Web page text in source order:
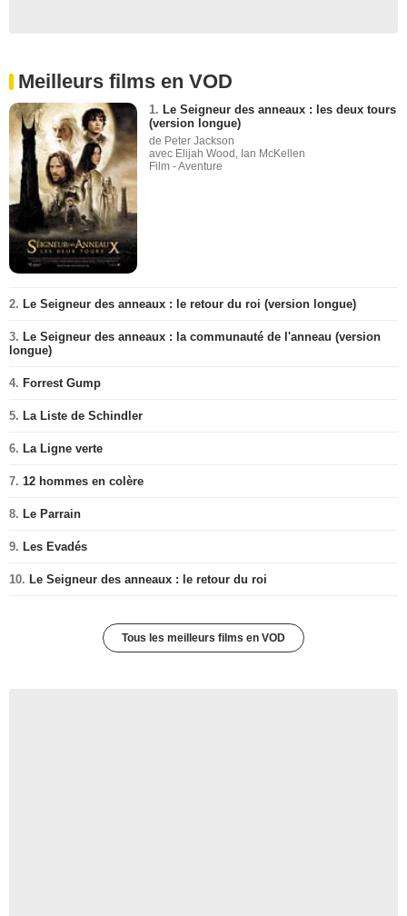
Meilleurs films en VOD
1. Le Seigneur des anneaux : les deux tours
(version longue)
de Peter Jackson
avec Elijah Wood, Ian McKellen
Film - Aventure
2. Le Seigneur des anneaux : le retour du roi (version longue)
3. Le Seigneur des anneaux : la communauté de l'anneau (version
longue)
4. Forrest Gump
5. La Liste de Schindler
6. La Ligne verte
7. 12 hommes en colère
8. Le Parrain
9. Les Evadés
10. Le Seigneur des anneaux : le retour du roi
Tous les meilleurs films en VOD